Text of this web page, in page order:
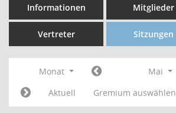
Informationen Mitglieder
Vertreter Sitzungen
Monat Mai
Aktuell
Gremium auswählen